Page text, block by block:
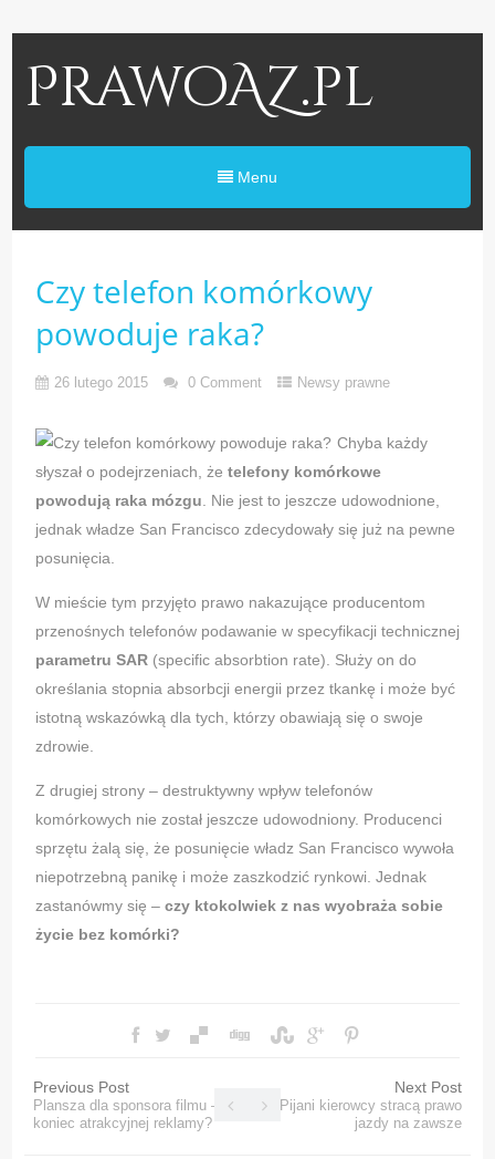
PrawoAZ.pl
Menu
Czy telefon komórkowy
powoduje raka?
26 lutego 2015 0 Comment Newsy prawne
Chyba każdy
słyszał o podejrzeniach, że telefony komórkowe
powodują raka mózgu. Nie jest to jeszcze udowodnione,
jednak władze San Francisco zdecydowały się już na pewne
posunięcia.
W mieście tym przyjęto prawo nakazujące producentom
przenośnych telefonów podawanie w specyfikacji technicznej
parametru SAR(specific absorbtion rate). Służy on do
określania stopnia absorbcji energii przez tkankę i może być
istotną wskazówką dla tych, którzy obawiają się o swoje
zdrowie.
Z drugiej strony – destruktywny wpływ telefonów
komórkowych nie został jeszcze udowodniony. Producenci
sprzętu żalą się, że posunięcie władz San Francisco wywoła
niepotrzebną panikę i może zaszkodzić rynkowi. Jednak
zastanówmy się – czy ktokolwiek z nas wyobraża sobie
życie bez komórki?
Previous Post
Plansza dla sponsora filmu –
koniec atrakcyjnej reklamy?
Next Post
Pijani kierowcy stracą prawo
jazdy na zawsze